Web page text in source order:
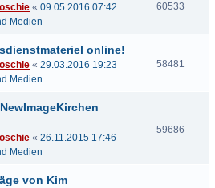
« 09.05.2016 07:42
Medien
60533
online!
« 29.03.2016 19:23
Medien
58481
« 26.11.2015 17:46
Medien
59686
von Kim